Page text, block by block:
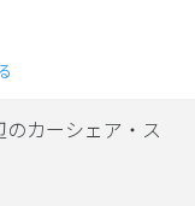
カーシェア・ス